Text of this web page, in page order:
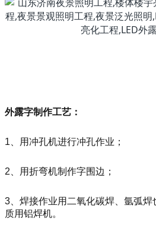
外露字制作工艺：
1、用冲孔机进行冲孔作业；
2、用折弯机制作字围边；
3、焊接作业用二氧化碳焊、氩弧
质用铝焊机。